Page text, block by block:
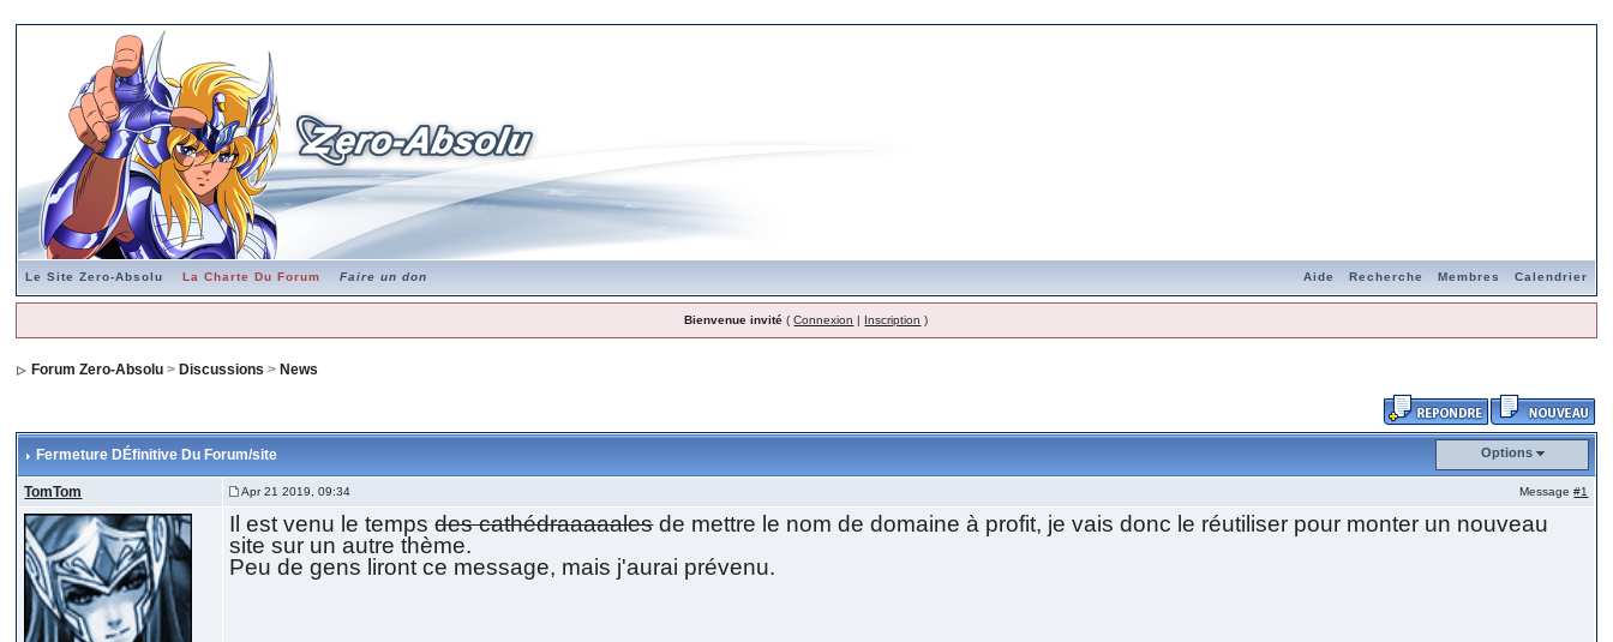
Le Site Zero-Absolu La Charte Du Forum Faire un don Aide Recherche Membres Calendrier
Bienvenue invité (Connexion | Inscription )
Forum Zero-Absolu > Discussions > News
Fermeture DÉfinitive Du Forum/site Options
TomTom Apr 21 2019, 09:34 Message#1
Il est venu le tempsdes cathédraaaaalesde mettre le nom de domaine à profit, je vais donc le réutiliser pour monter un nouveau
site sur un autre thème.
Peu de gens liront ce message, mais j'aurai prévenu.